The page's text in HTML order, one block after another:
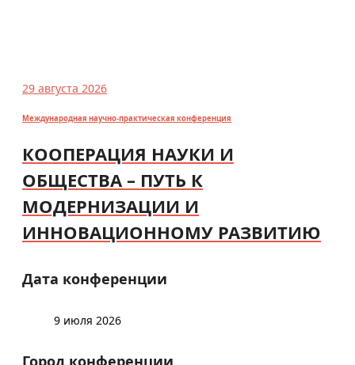
29 августа 2026
Международная научно-практическая конференция
КООПЕРАЦИЯ НАУКИ И
ОБЩЕСТВА – ПУТЬ К
МОДЕРНИЗАЦИИ И
ИННОВАЦИОННОМУ РАЗВИТИЮ
Дата конференции
9 июля 2026
Город конференции